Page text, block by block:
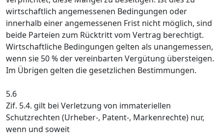
wirtschaftlich angemessenen Bedingungen oder
innerhalb einer angemessenen Frist nicht möglich, sind
beide Parteien zum Rücktritt vom Vertrag berechtigt.
Wirtschaftliche Bedingungen gelten als unangemessen,
wenn sie 50 % der vereinbarten Vergütung übersteigen.
Im Übrigen gelten die gesetzlichen Bestimmungen.
5.6
Zif. 5.4. gilt bei Verletzung von immateriellen
Schutzrechten (Urheber-, Patent-, Markenrechte) nur,
wenn und soweit